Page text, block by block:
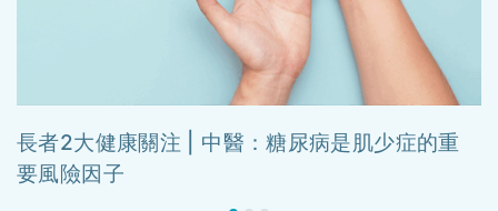
長者2大健康關注 | 中醫：糖尿病是肌少症的重
要風險因子